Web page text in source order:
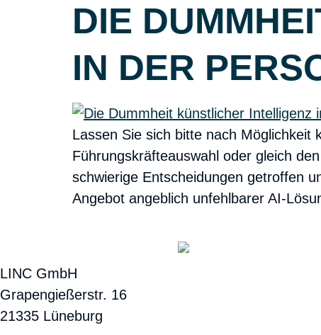
DIE
IN DER
Lassen Sie sich bitte nach Möglichkeit
Führungskräfteauswahl oder gleich
schwierige Entscheidungen getroffen
Angebot angeblich unfehlbarer AI-
LINC GmbH
Grapengießerstr. 16
21335 Lüneburg